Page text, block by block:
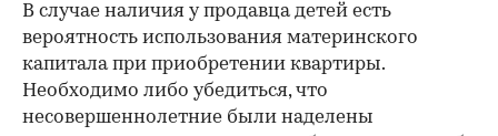
В случае наличия у продавца детей есть
вероятность использования материнского
капитала при приобретении квартиры.
Необходимо либо убедиться, что
несовершеннолетние были наделены